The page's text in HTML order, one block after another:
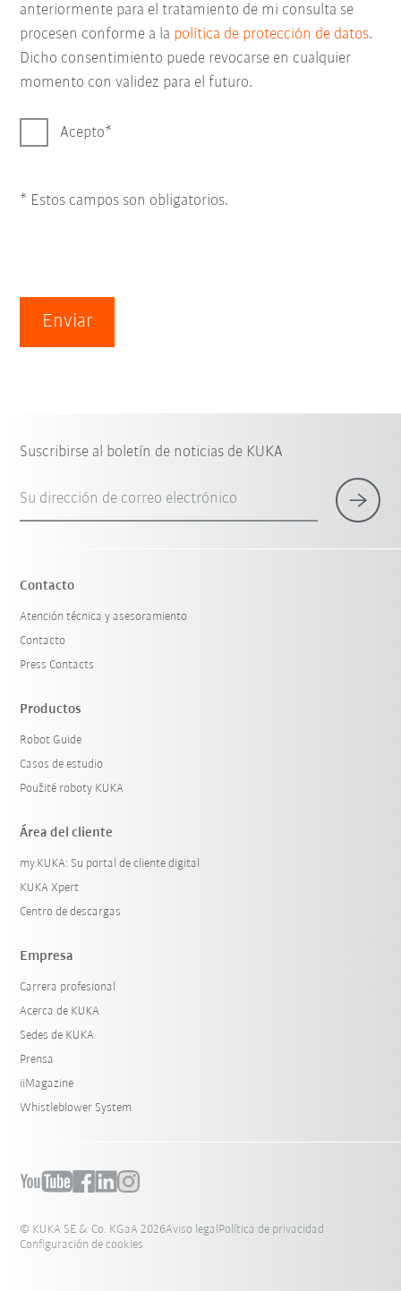
anteriormente para el tratamiento de mi consulta se
procesen conforme a la política de protección de datos.
Dicho consentimiento puede revocarse en cualquier
momento con validez para el futuro.
Acepto
* Estos campos son obligatorios.
Enviar
Suscribirse al boletín de noticias de KUKA
Su dirección de correo electrónico
Contacto
Atención técnica y asesoramiento
Contacto
Press Contacts
Productos
Robot Guide
Casos de estudio
Použité roboty KUKA
Área del cliente
my.KUKA: Su portal de cliente digital
KUKA Xpert
Centro de descargas
Empresa
Carrera profesional
Acerca de KUKA
Sedes de KUKA
Prensa
iiMagazine
Whistleblower System
© KUKA SE & Co. KGaA 2026Aviso legalPolítica de privacidad
Configuración de cookies